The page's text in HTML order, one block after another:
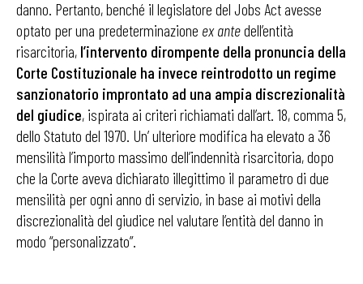
danno. Pertanto, benché il legislatore del Jobs Act avesse
optato per una predeterminazione ex antedell’entità
risarcitoria, l’intervento dirompente della pronuncia della
Corte Costituzionale ha invece reintrodotto un regime
sanzionatorio improntato ad una ampia discrezionalità
del giudice, ispirata ai criteri richiamati dall’art. 18, comma 5,
dello Statuto del 1970. Un’ ulteriore modifica ha elevato a 36
mensilità l’importo massimo dell’indennità risarcitoria, dopo
che la Corte aveva dichiarato illegittimo il parametro di due
mensilità per ogni anno di servizio, in base ai motivi della
discrezionalità del giudice nel valutare l’entità del danno in
modo “personalizzato”.